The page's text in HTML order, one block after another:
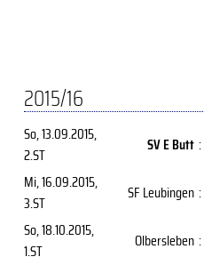
2015/16
So, 13.09.2015,
2.ST
SV E Butt :
Mi, 16.09.2015,
3.ST
SF Leubingen :
So, 18.10.2015,
1.ST
Olbersleben :